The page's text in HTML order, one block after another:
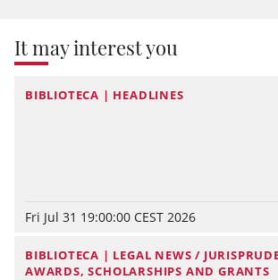
It may interest you
BIBLIOTECA | HEADLINES
Fri Jul 31 19:00:00 CEST 2026
BIBLIOTECA | LEGAL NEWS /
AWARDS, SCHOLARSHIPS AND GRANTS